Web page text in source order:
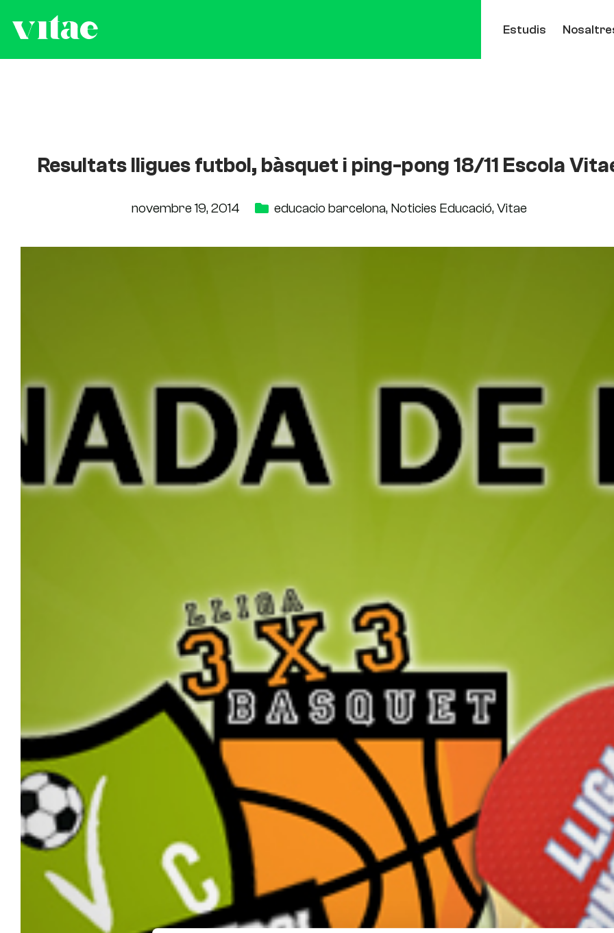
Estudis
Resultats lligues futbol, bàsquet i ping-pong 18/11 Escola
novembre 19, 2014 educacio barcelona, Noticies Educació,Vitae